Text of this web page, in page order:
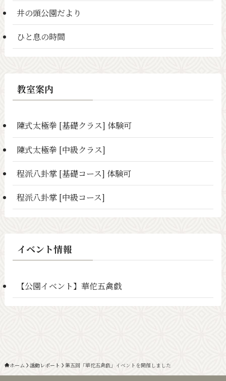
井の頭公園だより
ひと息の時間
教室案内
陳式太極拳 [基礎クラス] 体験可
陳式太極拳 [中級クラス]
程派八卦掌 [基礎コース] 体験可
程派八卦掌 [中級コース]
イベント情報
【公園イベント】華佗五禽戯
ホーム 活動レポート 第五回「華佗五禽戯」イベントを開催しました